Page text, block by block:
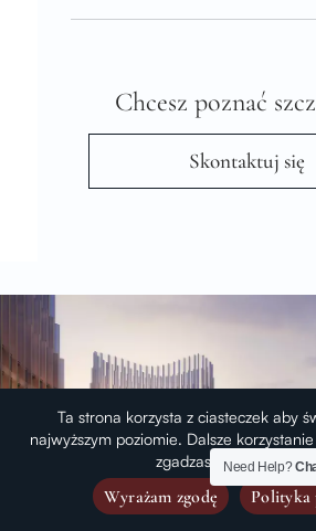
Chcesz poznać
Skontaktuj się
Need Help?
Ta strona korzysta z ciasteczek aby
najwyższym poziomie. Dalsze
zgadzasz się na ich
Wyrażam zgodę Polityka